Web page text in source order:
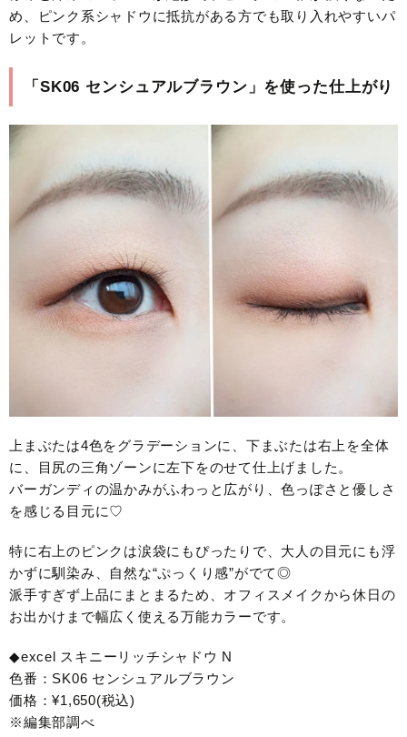
め、ピンク系シャドウに抵抗がある方でも取り入れやすいパ
レットです。
「SK06 センシュアルブラウン」を使った仕上がり
上まぶたは4色をグラデーションに、下まぶたは右上を全体
に、目尻の三角ゾーンに左下をのせて仕上げました。
バーガンディの温かみがふわっと広がり、色っぽさと優しさ
を感じる目元に♡
特に右上のピンクは涙袋にもぴったりで、大人の目元にも浮
かずに馴染み、自然な“ぷっくり感”がでて◎
派手すぎず上品にまとまるため、オフィスメイクから休日の
お出かけまで幅広く使える万能カラーです。
◆excel スキニーリッチシャドウ N
色番：SK06 センシュアルブラウン
価格：¥1,650(税込)
※編集部調べ